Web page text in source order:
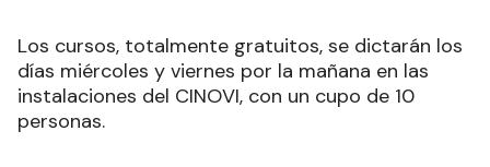
Los cursos, totalmente gratuitos, se dictarán los
días miércoles y viernes por la mañana en las
instalaciones del CINOVI, con un cupo de 10
personas.